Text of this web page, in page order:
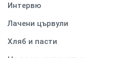
Интервю
Лачени цървули
Хляб и пасти